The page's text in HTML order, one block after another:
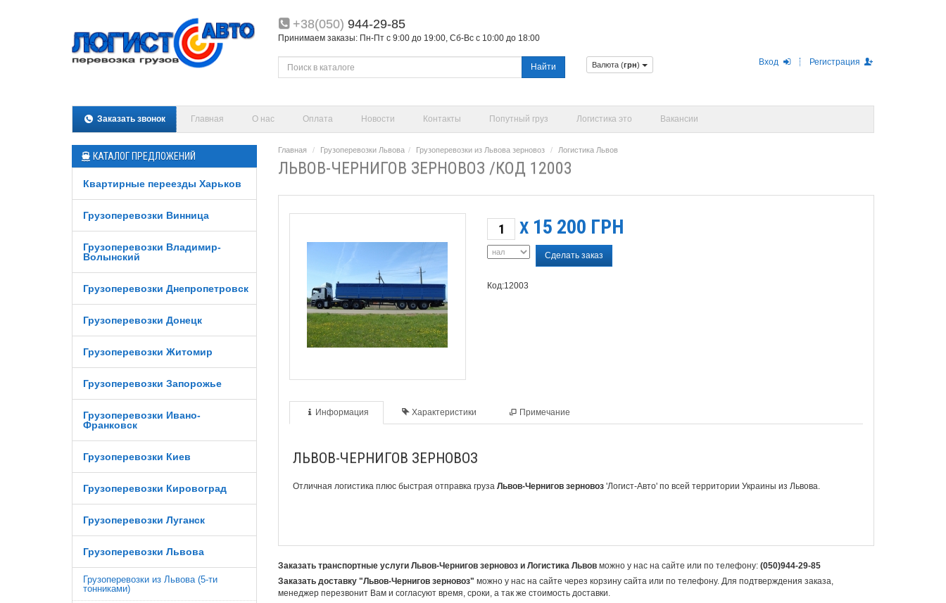
+38(050) 944-29-85
Принимаем заказы: Пн-Пт с 9:00 до 19:00, Сб-Вс с 10:00 до 18:00
Найти Вход Регистрация
Валюта (грн)
Заказать звонок Главная О нас Оплата Новости Контакты Попутный груз Логистика это Вакансии
КАТАЛОГ ПРЕДЛОЖЕНИЙ
Квартирные переезды Харьков
Грузоперевозки Винница
Грузоперевозки Владимир-
Волынский
Грузоперевозки Днепропетровск
Грузоперевозки Донецк
Грузоперевозки Житомир
Грузоперевозки Запорожье
Грузоперевозки Ивано-
Франковск
Грузоперевозки Киев
Грузоперевозки Кировоград
Грузоперевозки Луганск
Грузоперевозки Львова
Грузоперевозки из Львова (5-ти
тонниками)
Главная Грузоперевозки Львова Грузоперевозки из Львова зерновоз Логистика Львов
ЛЬВОВ-ЧЕРНИГОВ ЗЕРНОВОЗ /КОД 12003
X 15 200 ГРН
Сделать заказ
Код:12003
Информация Характеристики Примечание
ЛЬВОВ-ЧЕРНИГОВ ЗЕРНОВОЗ
Отличная логистика плюс быстрая отправка груза Львов-Чернигов зерновоз 'Логист-Авто' по всей территории Украины из Львова.
Заказать транспортные услуги Львов-Чернигов зерновоз и Логистика Львовможно у нас на сайте или по телефону: (050)944-29-85
Заказать доставку "Львов-Чернигов зерновоз" можно у нас на сайте через корзину сайта или по телефону. Для подтверждения заказа,
менеджер перезвонит Вам и согласуют время, сроки, а так же стоимость доставки.